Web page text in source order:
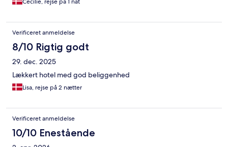
Cecilie, rejse på 1 nat
Verificeret anmeldelse
8/10 Rigtig godt
29. dec. 2025
Lækkert hotel med god beliggenhed
Lisa, rejse på 2 nætter
Verificeret anmeldelse
10/10 Enestående